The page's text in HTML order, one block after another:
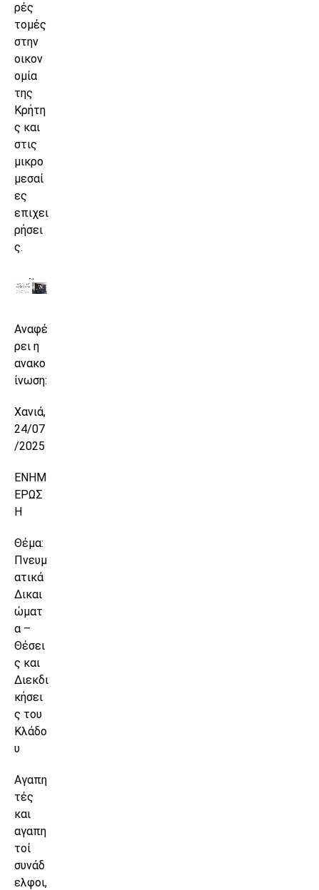
ρές
τομές
στην
οικον
ομία
της
Κρήτη
ς και
στις
μικρο
μεσαί
ες
επιχει
ρήσει
ς.
Αναφέ
ρει η
ανακο
ίνωση:
Χανιά,
24/07
/2025
ΕΝΗΜ
ΕΡΩΣ
Η
Θέμα:
Πνευμ
ατικά
Δικαι
ώματ
α –
Θέσει
ς και
Διεκδι
κήσει
ς του
Κλάδο
υ
Αγαπη
τές
και
αγαπη
τοί
συνάδ
ελφοι,